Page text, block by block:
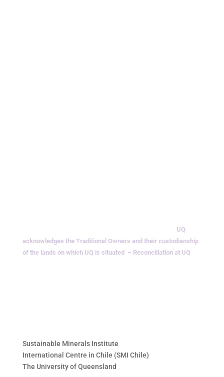
UQ
acknowledges the Traditional Owners and their custodianship
of the lands on which UQ is situated – Reconciliation at UQ
Sustainable Minerals Institute
International Centre in Chile (SMI Chile)
The University of Queensland